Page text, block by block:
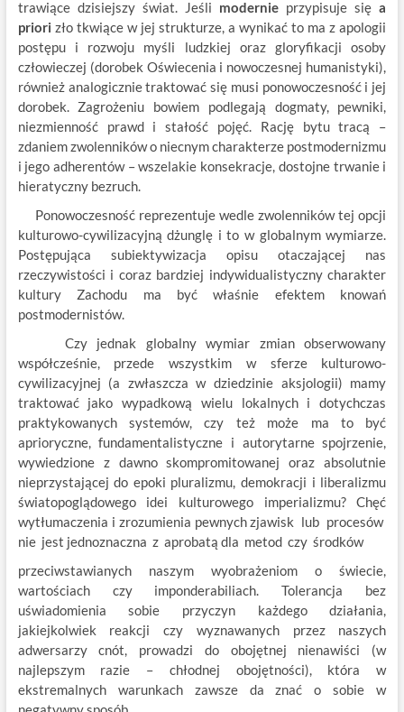
trawiące dzisiejszy świat. Jeśli modernie przypisuje sięa
priori zło tkwiące w jej strukturze, a wynikać to ma z apologii
postępu i rozwoju myśli ludzkiej oraz gloryfikacji osoby
człowieczej (dorobek Oświecenia i nowoczesnej humanistyki),
również analogicznie traktować się musi ponowoczesność i jej
dorobek. Zagrożeniu bowiem podlegają dogmaty, pewniki,
niezmienność prawd i stałość pojęć. Rację bytu tracą –
zdaniem zwolenników o niecnym charakterze postmodernizmu
i jego adherentów – wszelakie konsekracje, dostojne trwanie i
hieratyczny bezruch.
Ponowoczesność reprezentuje wedle zwolenników tej opcji
kulturowo-cywilizacyjną dżunglę i to w globalnym wymiarze.
Postępująca subiektywizacja opisu otaczającej nas
rzeczywistości i coraz bardziej indywidualistyczny charakter
kultury Zachodu ma być właśnie efektem knowań
postmodernistów.
Czy jednak globalny wymiar zmian obserwowany
współcześnie, przede wszystkim w sferze kulturowo-
cywilizacyjnej (a zwłaszcza w dziedzinie aksjologii) mamy
traktować jako wypadkową wielu lokalnych i dotychczas
praktykowanych systemów, czy też może ma to być
aprioryczne, fundamentalistyczne i autorytarne spojrzenie,
wywiedzione z dawno skompromitowanej oraz absolutnie
nieprzystającej do epoki pluralizmu, demokracji i liberalizmu
światopoglądowego idei kulturowego imperializmu? Chęć
wytłumaczenia i zrozumienia pewnych zjawisk lub procesów
nie jest jednoznaczna z aprobatą dla metod czy środków
przeciwstawianych naszym wyobrażeniom o świecie,
wartościach czy imponderabiliach. Tolerancja bez
uświadomienia sobie przyczyn każdego działania,
jakiejkolwiek reakcji czy wyznawanych przez naszych
adwersarzy cnót, prowadzi do obojętnej nienawiści (w
najlepszym razie – chłodnej obojętności), która w
ekstremalnych warunkach zawsze da znać o sobie w